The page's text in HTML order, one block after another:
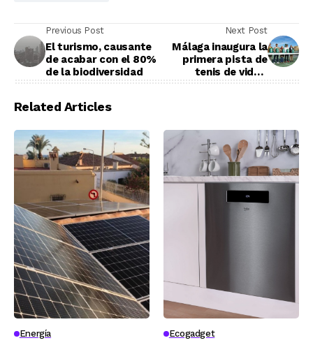
Previous Post
El turismo, causante
de acabar con el 80%
de la biodiversidad
Next Post
Málaga inaugura la
primera pista de
tenis de vidrio
Related Articles
Energía Ecogadget